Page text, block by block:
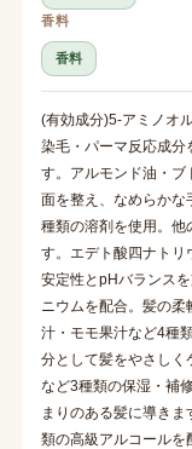
香料
香料
(有効成分)5-アミノオ
染毛・パーマ反応成分
す。アルモンド油・ブ
面を整え、なめらかな
種類の溶剤を使用。他
す。エデト酸四ナトリ
安定性とpHバランス
ニウムを配合。髪の
汁・モモ果汁など4種
分として髪をやさしく
など3種類の保湿・補
まりのある髪に導き
類の高級アルコールを